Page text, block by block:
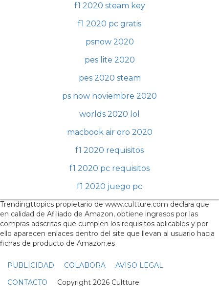
f1 2020 steam key
f1 2020 pc gratis
psnow 2020
pes lite 2020
pes 2020 steam
ps now noviembre 2020
worlds 2020 lol
macbook air oro 2020
f1 2020 requisitos
f1 2020 pc requisitos
f1 2020 juego pc
Trendingttopics propietario de www.cultture.com declara que
en calidad de Afiliado de Amazon, obtiene ingresos por las
compras adscritas que cumplen los requisitos aplicables y por
ello aparecen enlaces dentro del site que llevan al usuario hacia
fichas de producto de Amazon.es
PUBLICIDAD COLABORA
AVISO LEGAL
CONTACTO Copyright 2026 Cultture